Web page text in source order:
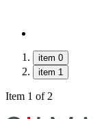
item 0
item 1
Item 1 of 2